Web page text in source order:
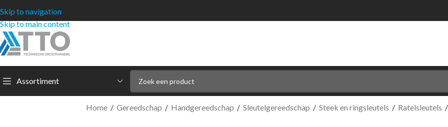
Skip to navigation
Skip to main content
Assortiment
Home / Gereedschap / Handgereedschap / Sleutelgereedschap / Steek en ringsleutels / Ratelsleutels